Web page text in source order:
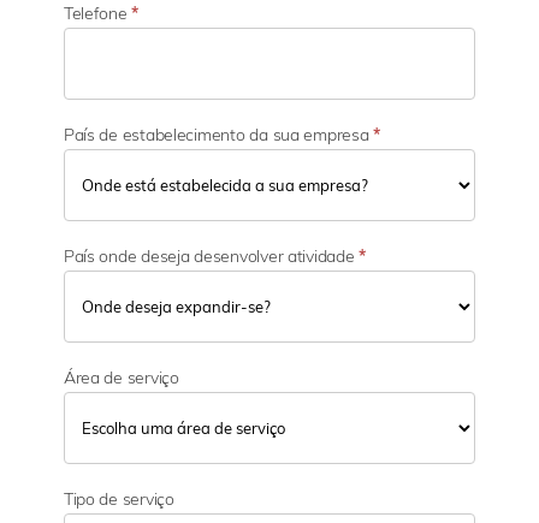
Telefone*
País de estabelecimento da sua empresa*
País onde deseja desenvolver atividade*
Área de serviço
Tipo de serviço